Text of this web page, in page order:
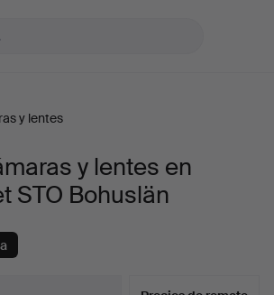
y lentes
y lentes en
STO Bohuslän